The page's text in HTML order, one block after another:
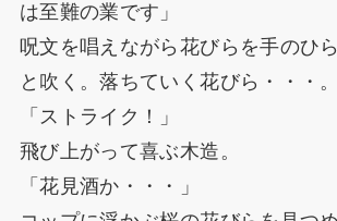
は至難の業です」
呪文を唱えながら花びらを手のひ
と吹く。落ちていく花びら・・・。
「ストライク！」
飛び上がって喜ぶ木造。
「花見酒か・・・」